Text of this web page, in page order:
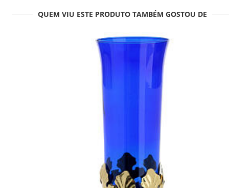
QUEM VIU ESTE PRODUTO TAMBÉM GOSTOU DE